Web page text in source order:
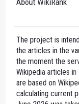
The project is
the articles in the
the moment the
Wikipedia articles
are based on
calculating current